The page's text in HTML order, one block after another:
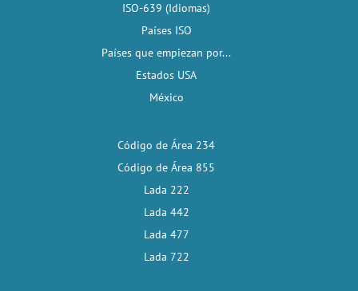
ISO-639 (Idiomas)
Países ISO
Países que empiezan por...
Estados USA
México
Código de Área 234
Código de Área 855
Lada 222
Lada 442
Lada 477
Lada 722